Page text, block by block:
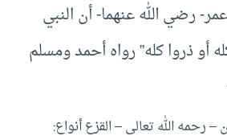
رضي الله عنهما- أن النبي
أو ذروا كله” رواه أحمد ومسلم
رحمه الله تعالى – القزع أنواع: